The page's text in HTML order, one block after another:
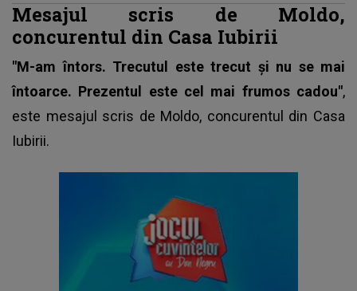
Mesajul scris de Moldo,
concurentul din Casa Iubirii
"M-am întors. Trecutul este trecut şi nu se mai
întoarce. Prezentul este cel mai frumos cadou",
este mesajul scris de Moldo, concurentul din Casa
Iubirii.